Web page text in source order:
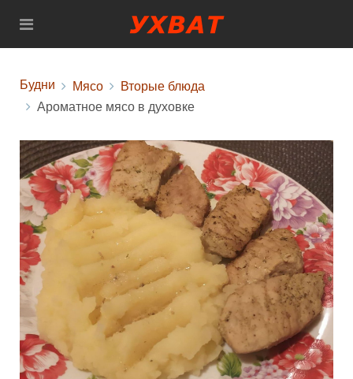
Будни Мясо
Вторые блюда
Ароматное мясо в духовке